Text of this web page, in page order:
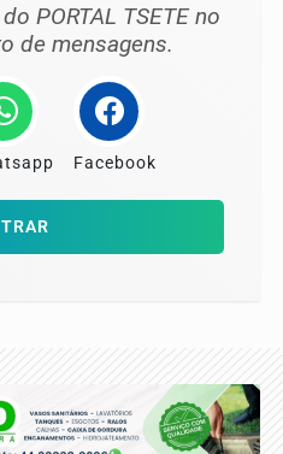
PORTAL TSETE no
de mensagens.
Facebook